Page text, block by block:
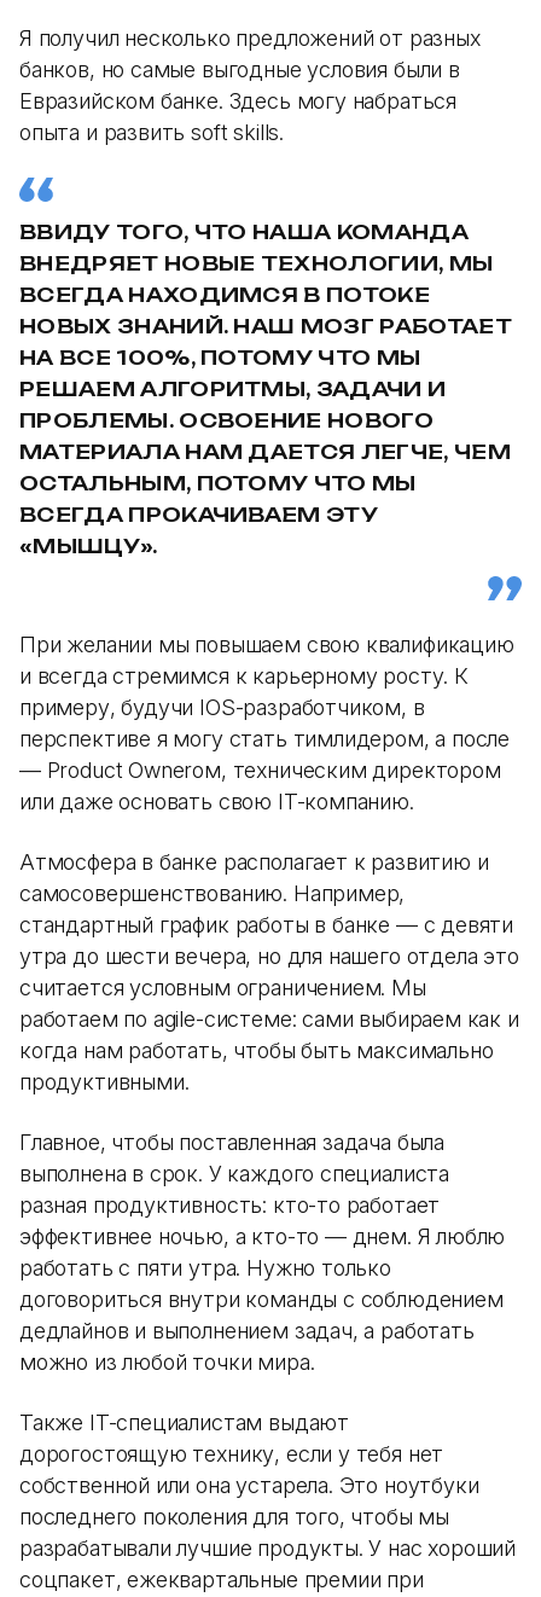
Я получил несколько предложений от разных
банков, но самые выгодные условия были в
Евразийском банке. Здесь могу набраться
опыта и развить soft skills.
ВВИДУ ТОГО, ЧТО НАША КОМАНДА
ВНЕДРЯЕТ НОВЫЕ ТЕХНОЛОГИИ, МЫ
ВСЕГДА НАХОДИМСЯ В ПОТОКЕ
НОВЫХ ЗНАНИЙ. НАШ МОЗГ РАБОТАЕТ
НА ВСЕ 100%, ПОТОМУ ЧТО МЫ
РЕШАЕМ АЛГОРИТМЫ, ЗАДАЧИ И
ПРОБЛЕМЫ. ОСВОЕНИЕ НОВОГО
МАТЕРИАЛА НАМ ДАЕТСЯ ЛЕГЧЕ, ЧЕМ
ОСТАЛЬНЫМ, ПОТОМУ ЧТО МЫ
ВСЕГДА ПРОКАЧИВАЕМ ЭТУ
«МЫШЦУ».
При желании мы повышаем свою квалификацию
и всегда стремимся к карьерному росту. К
примеру, будучи IOS-разработчиком, в
перспективе я могу стать тимлидером, а после
— Product Ownerом, техническим директором
или даже основать свою IT-компанию.
Атмосфера в банке располагает к развитию и
самосовершенствованию. Например,
стандартный график работы в банке — с девяти
утра до шести вечера, но для нашего отдела это
считается условным ограничением. Мы
работаем по agile-системе: сами выбираем как и
когда нам работать, чтобы быть максимально
продуктивными.
Главное, чтобы поставленная задача была
выполнена в срок. У каждого специалиста
разная продуктивность: кто-то работает
эффективнее ночью, а кто-то — днем. Я люблю
работать с пяти утра. Нужно только
договориться внутри команды с соблюдением
дедлайнов и выполнением задач, а работать
можно из любой точки мира.
Также IT-специалистам выдают
дорогостоящую технику, если у тебя нет
собственной или она устарела. Это ноутбуки
последнего поколения для того, чтобы мы
разрабатывали лучшие продукты. У нас хороший
соцпакет, ежеквартальные премии при